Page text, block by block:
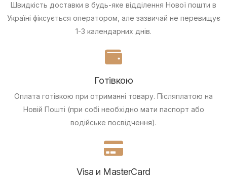
Швидкість доставки в будь-яке відділення Нової пошти в
Україні фіксується оператором, але зазвичай не перевищує
1-3 календарних днів.
Готівкою
Оплата готівкою при отриманні товару. Післяплатою на
Новій Пошті (при собі необхідно мати паспорт або
водійське посвідчення).
Visa и MasterCard